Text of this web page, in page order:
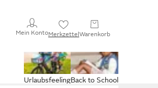
Mein KontoMerkzettelWarenkorb
Back to School
Urlaubsfeeling